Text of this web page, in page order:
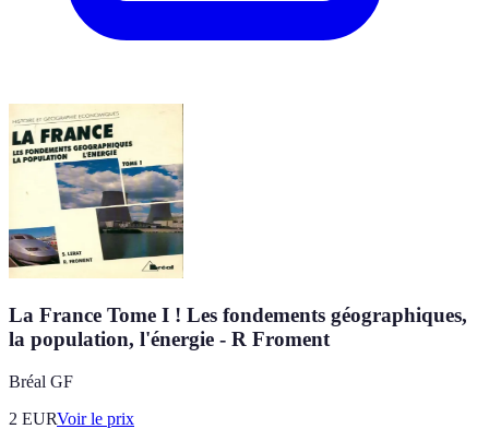
La France Tome I ! Les fondements géographiques,
la population, l'énergie - R Froment
Bréal GF
2 EURVoir le prix